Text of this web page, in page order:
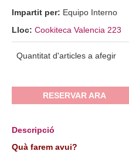
Impartit per: Equipo Interno
Lloc: Cookiteca Valencia 223
Quantitat d'articles a afegir
RESERVAR ARA
Descripció
Quà farem avui?